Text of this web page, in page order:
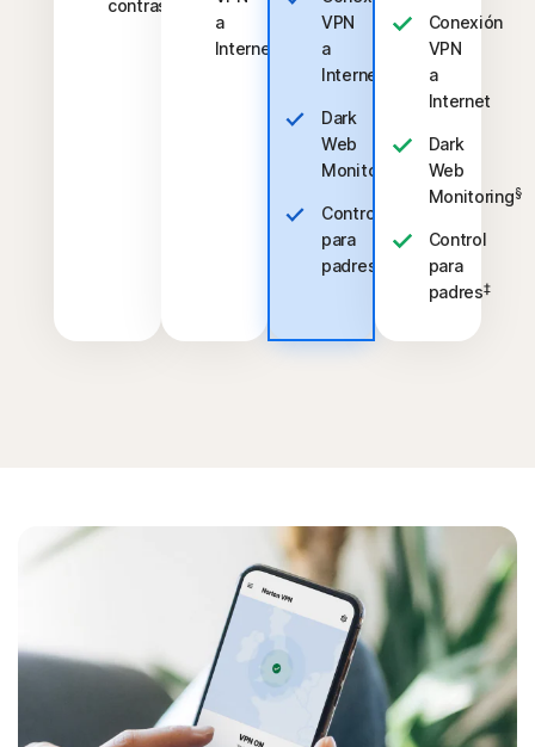
contraseñas
a
Internet
VPN
a
Internet
Dark
Web
Monitoring
Control
para
padres
Conexión
VPN
a
Internet
Dark
Web
Monitoring§
Control
para
padres‡